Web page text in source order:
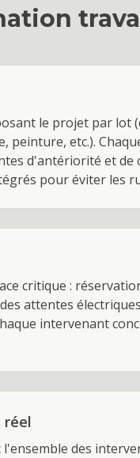
le projet par lot
etc.).
d'antériorité et de
pour éviter les
critique :
attentes
intervenant
réel
des